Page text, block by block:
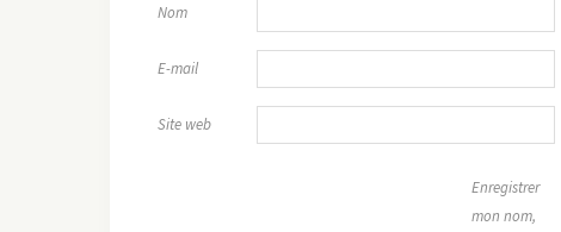
Nom
E-mail
Site web
Enregistrer
mon nom,